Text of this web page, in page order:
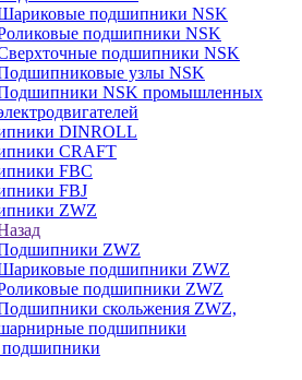
подшипники NSK
подшипники NSK
подшипники NSK
узлы NSK
NSK промышленных
DINROLL
CRAFT
FBC
FBJ
ZWZ
ZWZ
подшипники ZWZ
подшипники ZWZ
скольжения ZWZ,
подшипники